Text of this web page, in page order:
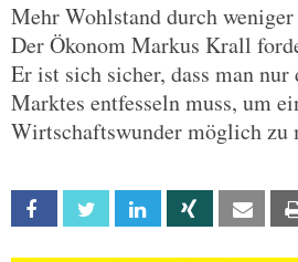
Mehr Wohlstand durch weniger
Der Ökonom Markus Krall
Er ist sich sicher, dass man
Marktes entfesseln muss, um
Wirtschaftswunder möglich zu
Facebook Twitter Linkedin Xing Email